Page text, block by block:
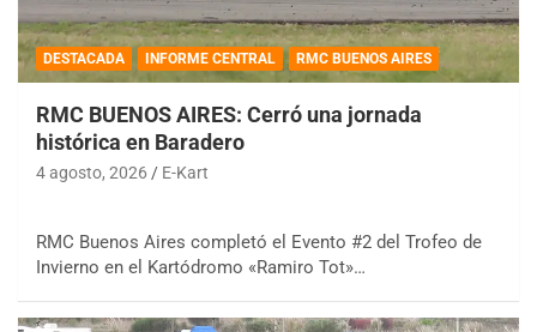
DESTACADA INFORME CENTRAL RMC BUENOS AIRES
RMC BUENOS AIRES: Cerró una jornada
histórica en Baradero
4 agosto, 2026 E-Kart
RMC Buenos Aires completó el Evento #2 del Trofeo de
Invierno en el Kartódromo «Ramiro Tot»…